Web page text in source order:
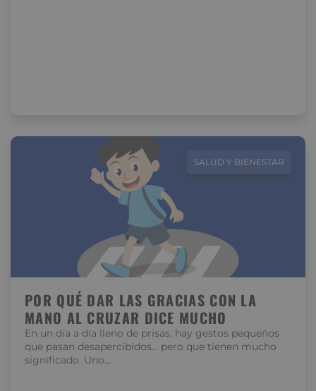
SALUD Y BIENESTAR
POR QUÉ DAR LAS GRACIAS CON LA
MANO AL CRUZAR DICE MUCHO
En un día a día lleno de prisas, hay gestos pequeños
que pasan desapercibidos… pero que tienen mucho
significado. Uno…